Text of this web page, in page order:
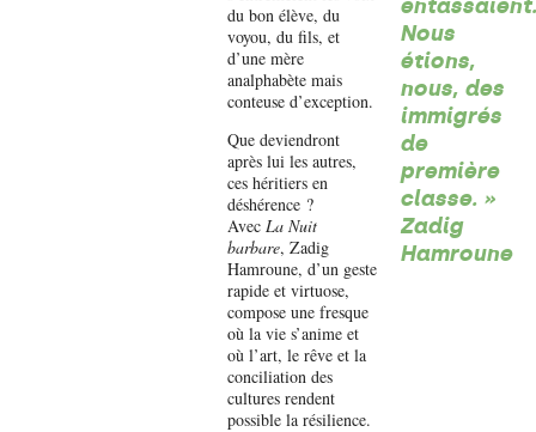
du bon élève, du
voyou, du fils, et
d’une mère
analphabète mais
conteuse d’exception.
Que deviendront
après lui les autres,
ces héritiers en
déshérence ?
Avec La Nuit
barbare, Zadig
Hamroune, d’un geste
rapide et virtuose,
compose une fresque
où la vie s’anime et
où l’art, le rêve et la
conciliation des
cultures rendent
possible la résilience.
entassaient.
Nous
étions,
nous, des
immigrés
de
première
classe. »
Zadig
Hamroune